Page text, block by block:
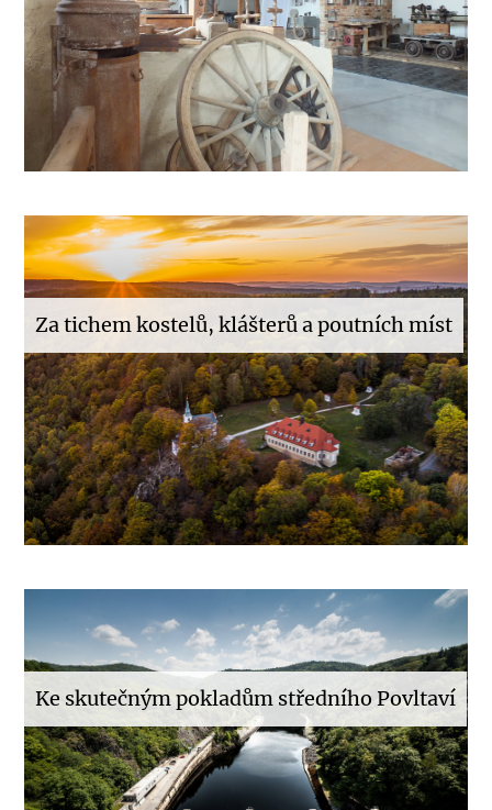
Za tichem kostelů, klášterů a poutních míst
Ke skutečným pokladům středního Povltaví